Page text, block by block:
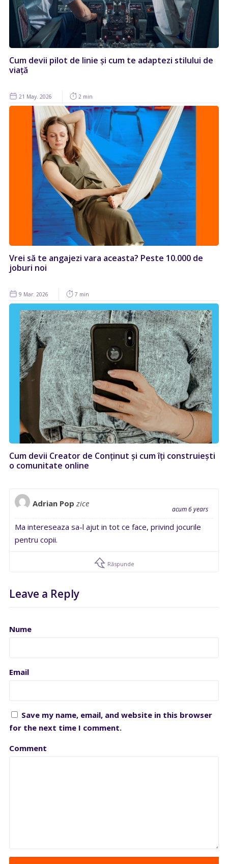
Cum devii pilot de linie și cum te adaptezi stilului de
viață
21 May. 2026 2 min
Vrei să te angajezi vara aceasta? Peste 10.000 de
joburi noi
9 Mar. 2026 7 min
Cum devii Creator de Conținut și cum îți construiești
o comunitate online
Adrian Pop zice
acum 6 years
Ma intereseaza sa-l ajut in tot ce face, privind jocurile
pentru copii.
Răspunde
Leave a Reply
Nume
Email
Save my name, email, and website in this browser
for the next time I comment.
Comment